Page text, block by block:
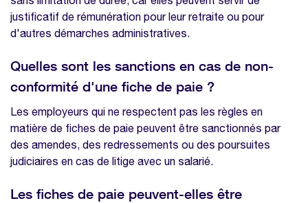
justificatif de rémunération pour leur retraite ou pour
d'autres démarches administratives.
Quelles sont les sanctions en cas de non-
conformité d'une fiche de paie ?
Les employeurs qui ne respectent pas les règles en
matière de fiches de paie peuvent être sanctionnés par
des amendes, des redressements ou des poursuites
judiciaires en cas de litige avec un salarié.
Les fiches de paie peuvent-elles être